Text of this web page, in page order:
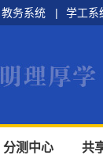
学工系
教务系统 |
分测中心 共